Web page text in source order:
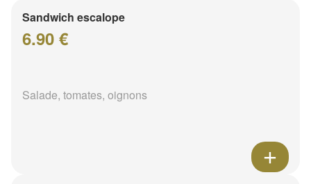
Sandwich escalope
6.90 €
Salade, tomates, oignons